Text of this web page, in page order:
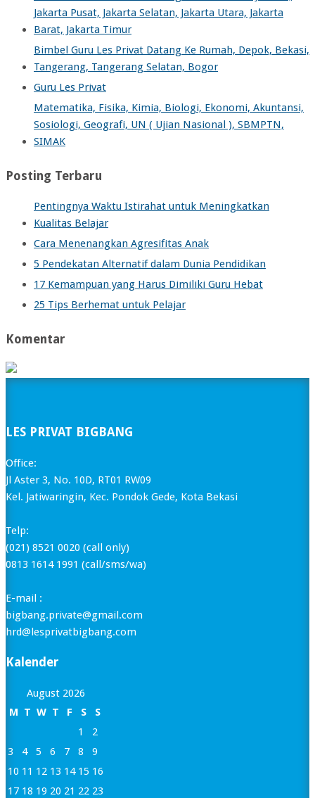
Jakarta Pusat, Jakarta Selatan, Jakarta Utara, Jakarta
Barat, Jakarta Timur
Bimbel Guru Les Privat Datang Ke Rumah, Depok, Bekasi,
Tangerang, Tangerang Selatan, Bogor
Guru Les Privat
Matematika, Fisika, Kimia, Biologi, Ekonomi, Akuntansi,
Sosiologi, Geografi, UN ( Ujian Nasional ), SBMPTN,
SIMAK
Posting Terbaru
Pentingnya Waktu Istirahat untuk Meningkatkan
Kualitas Belajar
Cara Menenangkan Agresifitas Anak
5 Pendekatan Alternatif dalam Dunia Pendidikan
17 Kemampuan yang Harus Dimiliki Guru Hebat
25 Tips Berhemat untuk Pelajar
Komentar
LES PRIVAT BIGBANG
Office:
Jl Aster 3, No. 10D, RT01 RW09
Kel. Jatiwaringin, Kec. Pondok Gede, Kota Bekasi
Telp:
(021) 8521 0020 (call only)
0813 1614 1991 (call/sms/wa)
E-mail :
bigbang.private@gmail.com
hrd@lesprivatbigbang.com
Kalender
August 2026
M T W T F S
S
1
2
3
4 5 6 7 8
9
10 11 12 13 14 15 16
17 18 19 20 21 22 23